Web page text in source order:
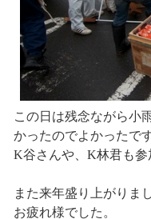
この日は残念ながら小
かったのでよかったです
K谷さんや、K林君も参
また来年盛り上がりま
お疲れ様でした。